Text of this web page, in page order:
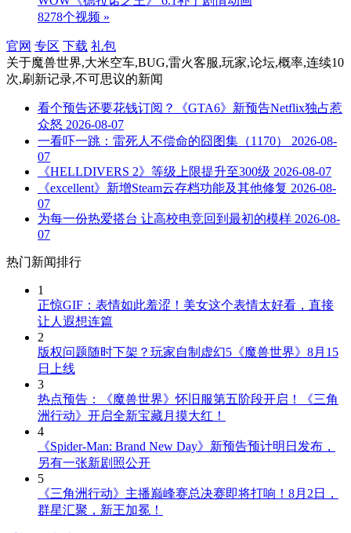
8278个视频 »
官网 专区 下载 礼包
关于魔兽世界,大米空车,BUG,雷火客服,玩家,论坛,概率,连续10
次,刷新记录,不可思议的新闻
看个预告还要花钱订阅？《GTA6》新预告Netflix独占惹
众怒 2026-08-07
一看吓一跳：雷死人不偿命的囧图集（1170）
2026-08-
07
《HELLDIVERS 2》等级上限提升至300级 2026-08-07
《excellent》新增Steam云存档功能及其他修复 2026-08-
07
为每一份热爱搭台 让高校电竞回到最初的模样 2026-08-
07
热门新闻排行
1
正惊GIF：表情如此羞涩！美女这个表情太好看，直接
让人遐想连篇
2
版权问题随时下架？玩家自制虚幻5《魔兽世界》8月15
日上线
3
热点预告：《魔兽世界》怀旧服第五阶段开启！《三角
洲行动》开启全新宝藏月摸大红！
4
《Spider-Man: Brand New Day》新预告预计明日发布，
另有一张新剧照公开
5
《三角洲行动》主播巅峰赛总决赛即将打响！8月2日，
群星汇聚，新王加冕！